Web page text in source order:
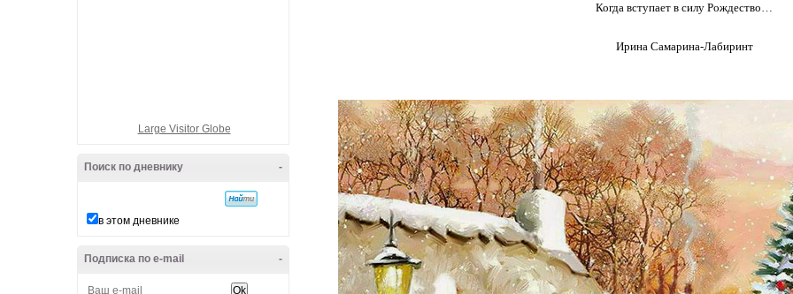
Large Visitor Globe
-
Поиск по дневнику
в этом дневнике
-
Подписка по e-mail
Когда вступает в силу Рождество…
Ирина Самарина-Лабиринт